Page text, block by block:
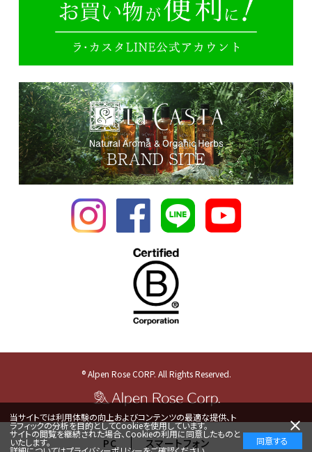
® Alpen Rose CORP. All Rights Reserved.
PC スマートフォン
当サイトでは利用体験の向上およびコンテンツの最適な提供、ト
ラフィックの分析を目的としてCookieを使用しています。
サイトの閲覧を継続された場合、Cookieの利用に同意したものと
いたします。 同意する